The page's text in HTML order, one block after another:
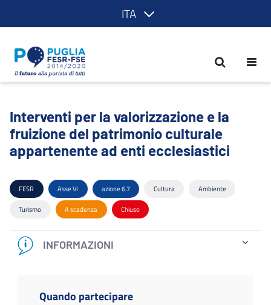
ITA
Interventi per la valorizzazione e la
Interventi per la valorizzazione e la
fruizione del patrimonio culturale
appartenente ad enti ecclesiastici
FESR Asse VI azione 6.7 Cultura Ambiente
Turismo A scadenza Chiuso
INFORMAZIONI
Quando partecipare